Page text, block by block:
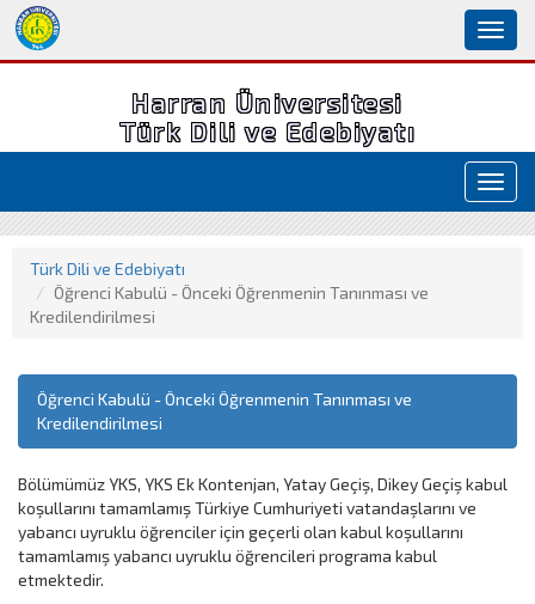
Harran Üniversitesi
Türk Dili ve Edebiyatı
Türk Dili ve Edebiyatı
Öğrenci Kabulü - Önceki Öğrenmenin Tanınması ve
Kredilendirilmesi
Öğrenci Kabulü - Önceki Öğrenmenin Tanınması ve
Kredilendirilmesi
Bölümümüz YKS, YKS Ek Kontenjan, Yatay Geçiş, Dikey Geçiş kabul
koşullarını tamamlamış Türkiye Cumhuriyeti vatandaşlarını ve
yabancı uyruklu öğrenciler için geçerli olan kabul koşullarını
tamamlamış yabancı uyruklu öğrencileri programa kabul
etmektedir.